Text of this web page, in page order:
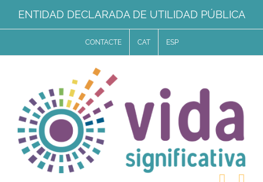
Skip
to
ENTIDAD DECLARADA DE UTILIDAD PÚBLICA
CONTACTE CAT ESP